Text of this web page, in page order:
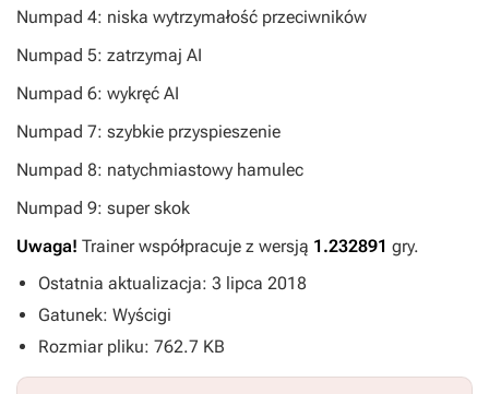
Numpad 4: niska wytrzymałość przeciwników
Numpad 5: zatrzymaj AI
Numpad 6: wykręć AI
Numpad 7: szybkie przyspieszenie
Numpad 8: natychmiastowy hamulec
Numpad 9: super skok
Uwaga! Trainer współpracuje z wersją 1.232891 gry.
Ostatnia aktualizacja: 3 lipca 2018
Gatunek: Wyścigi
Rozmiar pliku: 762.7 KB